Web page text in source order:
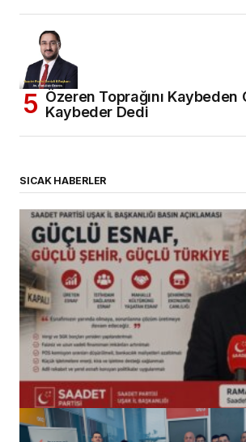
Özeren Toprağını Kaybeden
Kaybeder Dedi
SICAK HABERLER
(başlıksız)
Alaattin Karahan tarafından 14/07/2026